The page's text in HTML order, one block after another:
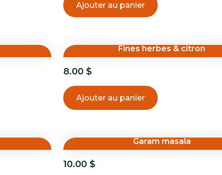
Ajouter au panier
Fines herbes & citron
8.00 $
Ajouter au panier
Garam masala
10.00 $